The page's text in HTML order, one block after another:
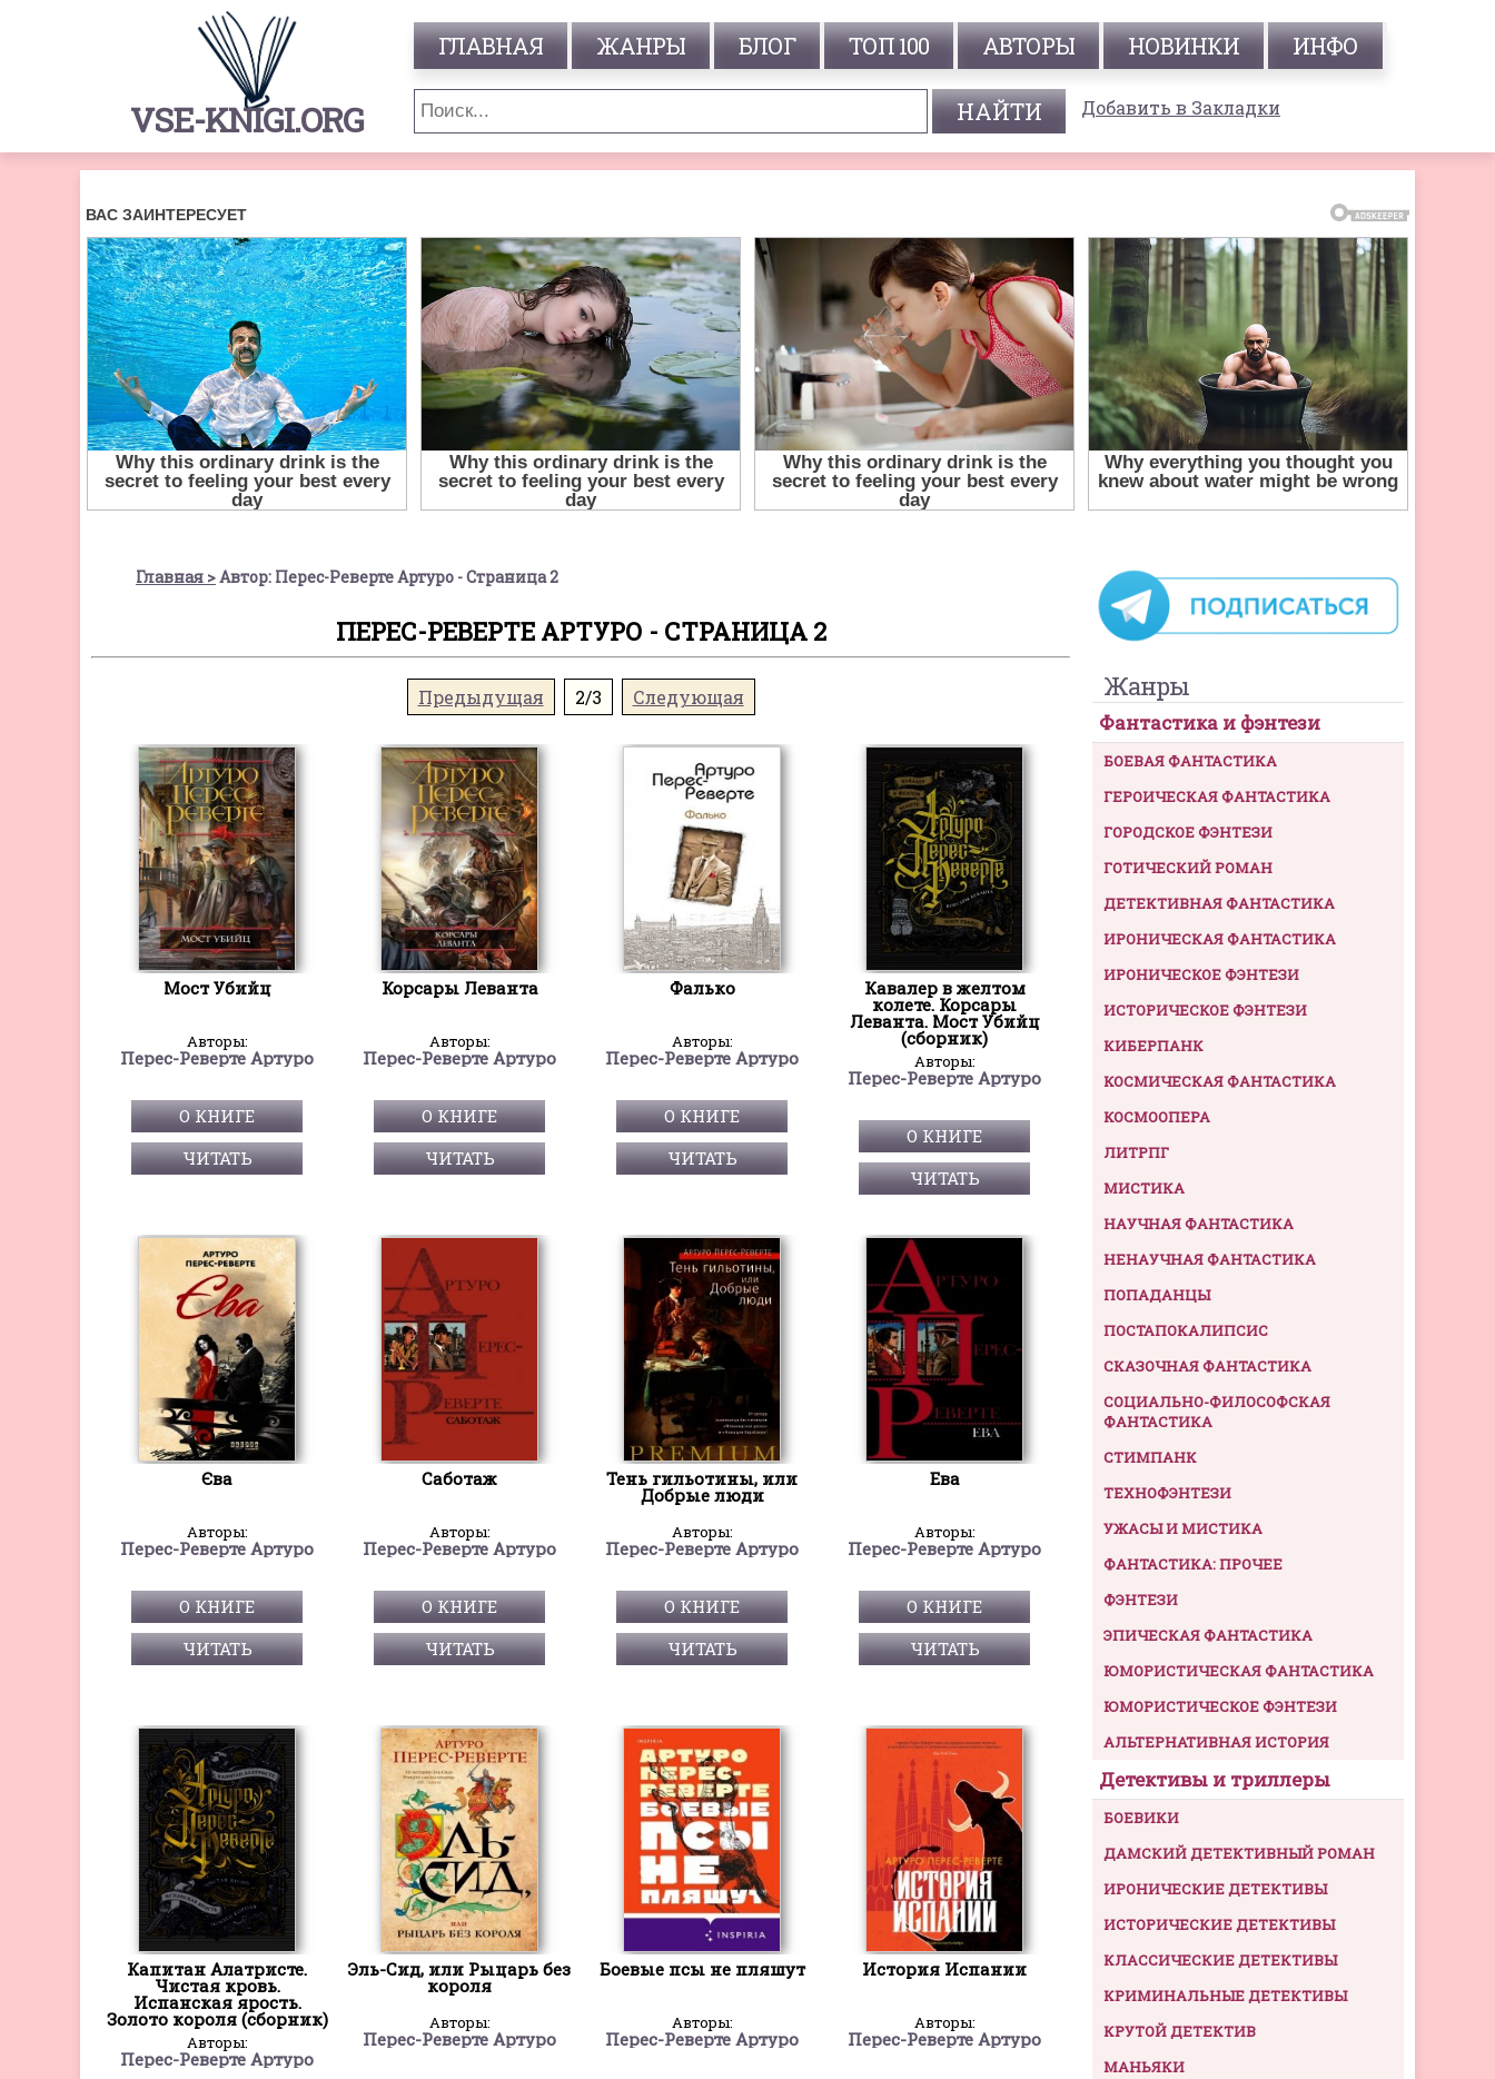
VSE-KNIGI.ORG
ГЛАВНАЯ ЖАНРЫ БЛОГ ТОП 100 АВТОРЫ НОВИНКИ ИНФО
Добавить в Закладки
Главная Автор: Перес-Реверте Артуро - Страница 2
ПЕРЕС-РЕВЕРТЕ АРТУРО - СТРАНИЦА 2
Предыдущая 2/3 Следующая
Мост Убийц
Авторы:
Перес-Реверте Артуро
О КНИГЕ
ЧИТАТЬ
Корсары Леванта
Авторы:
Перес-Реверте Артуро
О КНИГЕ
ЧИТАТЬ
Фалько
Авторы:
Перес-Реверте Артуро
О КНИГЕ
ЧИТАТЬ
Кавалер в желтом
колете. Корсары
Леванта. Мост Убийц
(сборник)
Авторы:
Перес-Реверте Артуро
О КНИГЕ
ЧИТАТЬ
Єва
Авторы:
Перес-Реверте Артуро
О КНИГЕ
ЧИТАТЬ
Саботаж
Авторы:
Перес-Реверте Артуро
О КНИГЕ
ЧИТАТЬ
Тень гильотины, или
Добрые люди
Авторы:
Перес-Реверте Артуро
О КНИГЕ
ЧИТАТЬ
Ева
Авторы:
Перес-Реверте Артуро
О КНИГЕ
ЧИТАТЬ
Капитан Алатристе.
Чистая кровь.
Испанская ярость.
Золото короля (сборник)
Авторы:
Перес-Реверте Артуро
Эль-Сид, или Рыцарь без
короля
Авторы:
Перес-Реверте Артуро
Боевые псы не пляшут
Авторы:
Перес-Реверте Артуро
История Испании
Авторы:
Перес-Реверте Артуро
Жанры
Фантастика и фэнтези
БОЕВАЯ ФАНТАСТИКА
ГЕРОИЧЕСКАЯ ФАНТАСТИКА
ГОРОДСКОЕ ФЭНТЕЗИ
ГОТИЧЕСКИЙ РОМАН
ДЕТЕКТИВНАЯ ФАНТАСТИКА
ИРОНИЧЕСКАЯ ФАНТАСТИКА
ИРОНИЧЕСКОЕ ФЭНТЕЗИ
ИСТОРИЧЕСКОЕ ФЭНТЕЗИ
КИБЕРПАНК
КОСМИЧЕСКАЯ ФАНТАСТИКА
КОСМООПЕРА
ЛИТРПГ
МИСТИКА
НАУЧНАЯ ФАНТАСТИКА
НЕНАУЧНАЯ ФАНТАСТИКА
ПОПАДАНЦЫ
ПОСТАПОКАЛИПСИС
СКАЗОЧНАЯ ФАНТАСТИКА
СОЦИАЛЬНО-ФИЛОСОФСКАЯ
ФАНТАСТИКА
СТИМПАНК
ТЕХНОФЭНТЕЗИ
УЖАСЫ И МИСТИКА
ФАНТАСТИКА: ПРОЧЕЕ
ФЭНТЕЗИ
ЭПИЧЕСКАЯ ФАНТАСТИКА
ЮМОРИСТИЧЕСКАЯ ФАНТАСТИКА
ЮМОРИСТИЧЕСКОЕ ФЭНТЕЗИ
АЛЬТЕРНАТИВНАЯ ИСТОРИЯ
Детективы и триллеры
БОЕВИКИ
ДАМСКИЙ ДЕТЕКТИВНЫЙ РОМАН
ИРОНИЧЕСКИЕ ДЕТЕКТИВЫ
ИСТОРИЧЕСКИЕ ДЕТЕКТИВЫ
КЛАССИЧЕСКИЕ ДЕТЕКТИВЫ
КРИМИНАЛЬНЫЕ ДЕТЕКТИВЫ
КРУТОЙ ДЕТЕКТИВ
МАНЬЯКИ